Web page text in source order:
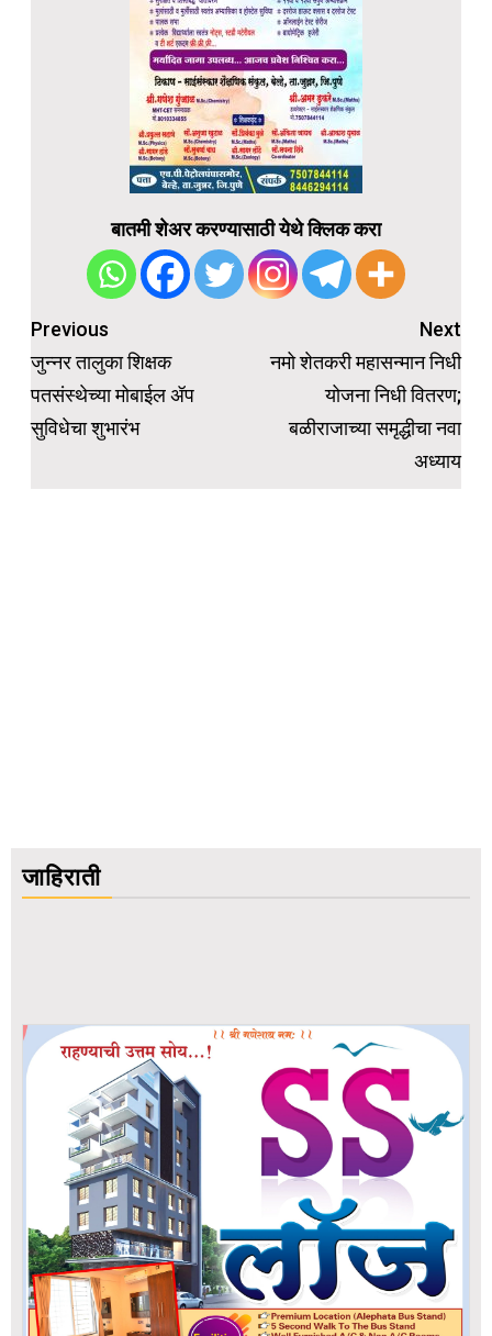
बातमी शेअर करण्यासाठी येथे क्लिक करा
Post
navigation
Previous
जुन्नर तालुका शिक्षक
पतसंस्थेच्या मोबाईल ॲप
सुविधेचा शुभारंभ
Next
नमो शेतकरी महासन्मान निधी
योजना निधी वितरण;
बळीराजाच्या समृद्धीचा नवा
अध्याय
जाहिराती